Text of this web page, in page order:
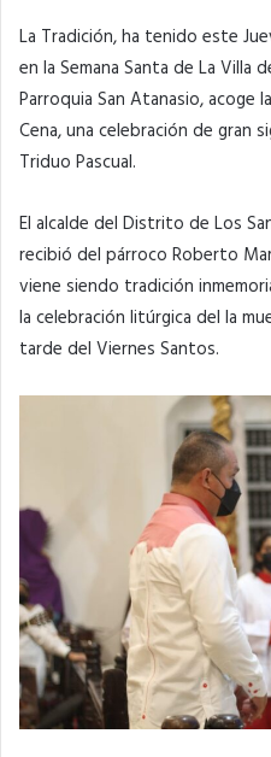
La Tradición, ha tenido este
en la Semana Santa de La Villa
Parroquia San Atanasio, acoge
Cena, una celebración de gran
Triduo Pascual.
El alcalde del Distrito de Los
recibió del párroco Roberto
viene siendo tradición
la celebración litúrgica del la
tarde del Viernes Santos.